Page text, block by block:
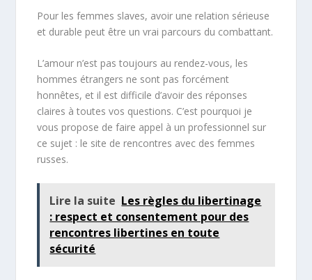
Pour les femmes slaves, avoir une relation sérieuse
et durable peut être un vrai parcours du combattant.
L’amour n’est pas toujours au rendez-vous, les
hommes étrangers ne sont pas forcément
honnêtes, et il est difficile d’avoir des réponses
claires à toutes vos questions. C’est pourquoi je
vous propose de faire appel à un professionnel sur
ce sujet : le site de rencontres avec des femmes
russes.
Lire la suite Les règles du libertinage
: respect et consentement pour des
rencontres libertines en toute
sécurité